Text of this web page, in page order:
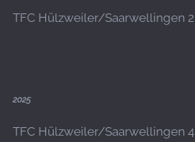
TFC Hülzweiler/Saarwellingen 2
2025
TFC Hülzweiler/Saarwellingen 4